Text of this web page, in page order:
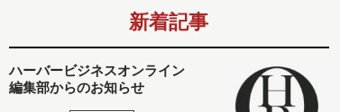
新着記事
ハーバービジネスオンライン
編集部からのお知らせ